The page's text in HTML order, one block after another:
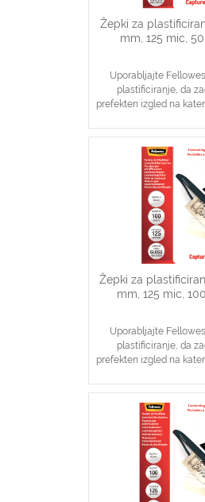
Žepki za
mm, 125 mic,
Uporabljajte
plastificiranje, da
prefekten izgled na
Idealno za obvestila,
V pomoč pri visoki
dokumentov
Žepki za
mm, 125 mic,
Uporabljajte
plastificiranje, da
prefekten izgled na
Idealno za obvestila,
V pomoč pri visoki
dokumentov